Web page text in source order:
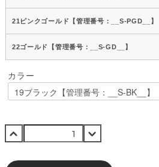
21ピンクゴールド【管理番号：__S-PGD__】
22ゴールド【管理番号：__S-GD__】
カラー